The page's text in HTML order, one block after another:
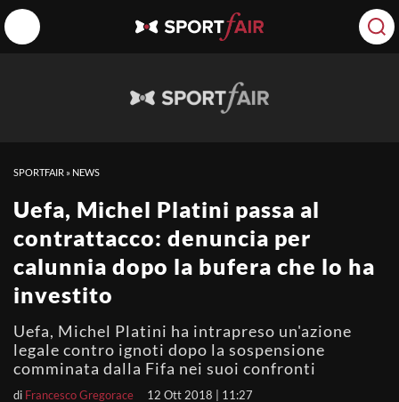
SPORTFAIR » NEWS
Uefa, Michel Platini passa al
contrattacco: denuncia per
calunnia dopo la bufera che lo ha
investito
Uefa, Michel Platini ha intrapreso un'azione
legale contro ignoti dopo la sospensione
comminata dalla Fifa nei suoi confronti
di Francesco Gregorace 12 Ott 2018 | 11:27